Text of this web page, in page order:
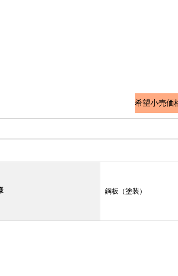
ン検索サイト
希望小売価
鋼板（塗装）